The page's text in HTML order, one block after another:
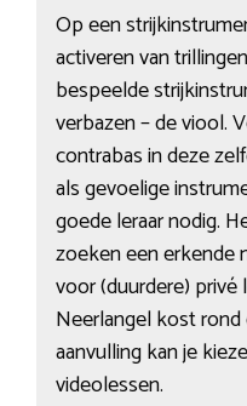
Op een
activeren van
bespeelde
verbazen – de viool.
contrabas in deze
als gevoelige
goede leraar nodig.
zoeken een erkende
voor (duurdere)
Neerlangel kost
aanvulling kan je
videolessen.